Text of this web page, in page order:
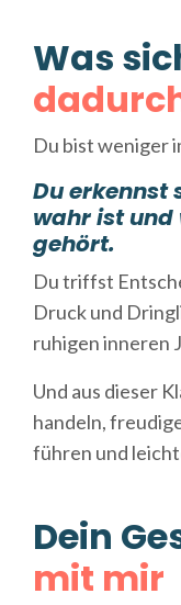
Was
Du bist weniger
Du erkennst
wahr ist und
gehört.
Du triffst
Druck und
ruhigen inneren
Und aus dieser
handeln,
führen und
Dein
mit mir